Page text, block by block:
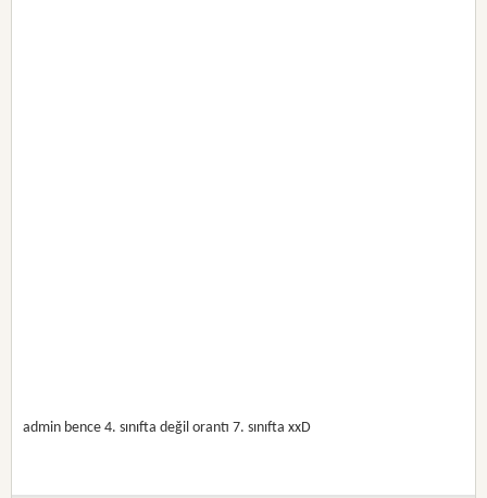
admin bence 4. sınıfta değil orantı 7. sınıfta xxD